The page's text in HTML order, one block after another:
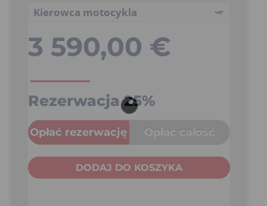
3 590,00 €
Rezerwacja25%
Opłać rezerwację Opłać całość
DODAJ DO KOSZYKA